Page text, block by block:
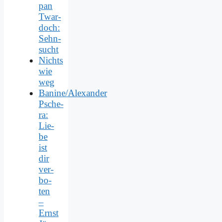
pan
Twar­
doch:
Sehn­
sucht
Nichts
wie
weg
Banine/Alexander
Psche­
ra:
Lie­
be
ist
dir
ver­
bo­
ten
–
Ernst